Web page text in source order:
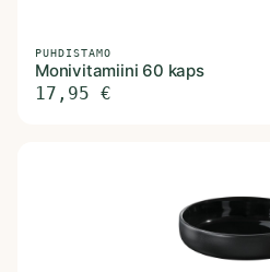
PUHDISTAMO
Monivitamiini 60 kaps
17,95 €